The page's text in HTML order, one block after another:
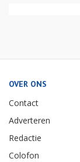
OVER ONS
Contact
Adverteren
Redactie
Colofon